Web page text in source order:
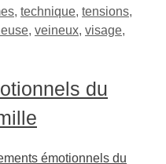
, technique, tensions,
, veineux, visage,
du